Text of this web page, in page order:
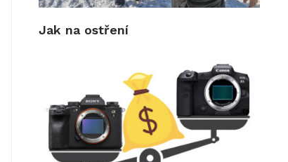
Jak na ostření